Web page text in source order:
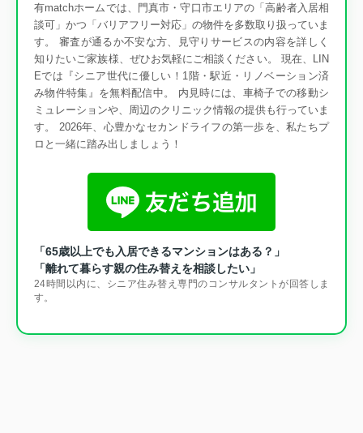
有matchホームでは、門真市・守口市エリアの「高齢者入居相
談可」かつ「バリアフリー対応」の物件を多数取り扱っていま
す。 審査が通るか不安な方、見守りサービスの内容を詳しく
知りたいご家族様、ぜひお気軽にご相談ください。 現在、LIN
Eでは『シニア世代に優しい！1階・駅近・リノベーション済
み物件特集』を無料配信中。 内見時には、車椅子での移動シ
ミュレーションや、周辺のクリニック情報の提供も行っていま
す。 2026年、心豊かなセカンドライフの第一歩を、私たちプ
ロと一緒に踏み出しましょう！
「65歳以上でも入居できるマンションはある？」
「離れて暮らす親の住み替えを相談したい」
24時間以内に、シニア住み替え専門のコンサルタントが回答しま
す。